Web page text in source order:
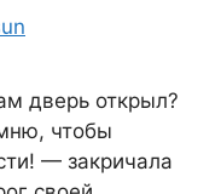
дверь открыл?
чтобы
— закричала